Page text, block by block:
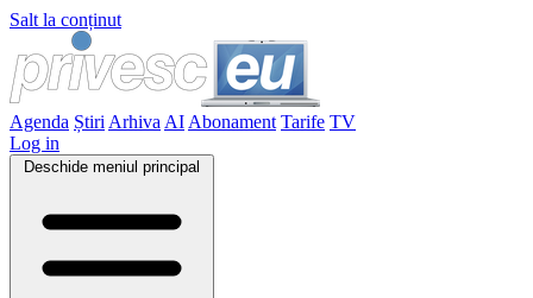
Salt la conținut
Agenda Știri Arhiva AI Abonament Tarife TV
Log in
Deschide meniul principal